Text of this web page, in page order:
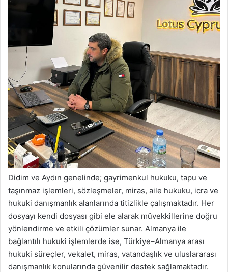
Didim ve Aydın genelinde; gayrimenkul hukuku, tapu ve
taşınmaz işlemleri, sözleşmeler, miras, aile hukuku, icra ve
hukuki danışmanlık alanlarında titizlikle çalışmaktadır. Her
dosyayı kendi dosyası gibi ele alarak müvekkillerine doğru
yönlendirme ve etkili çözümler sunar. Almanya ile
bağlantılı hukuki işlemlerde ise, Türkiye–Almanya arası
hukuki süreçler, vekalet, miras, vatandaşlık ve uluslararası
danışmanlık konularında güvenilir destek sağlamaktadır.